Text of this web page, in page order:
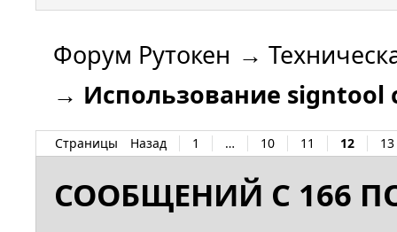
Форум Рутокен →
→ Использование signtool
Страницы Назад 1 … 10 11 12 13
СООБЩЕНИЙ С 166